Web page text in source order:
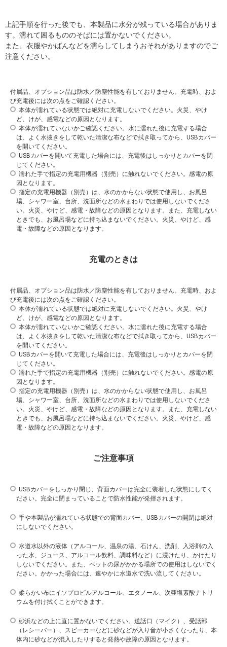
上記手順を行った後でも、本製品に水分が残っている場合がありま
す。濡れて困るもののそばには置かないでください。
また、衣服やかばんなどを濡らしてしまうおそれがありますのでご
注意ください。
付属品、オプション品は防水／防塵性能を有しておりません。充電時、およ
び充電後には次の点をご確認ください。
本体が濡れている状態では絶対に充電しないでください。火災、やけ
ど、けが、感電などの原因となります。
本体が濡れていないかご確認ください。水に濡れた後に充電する場合
は、よく水抜きをして乾いた清潔な布などで拭き取ってから、USBカバー
を開いてください。
USBカバーを開いて充電した場合には、充電後はしっかりとカバーを閉
じてください。
濡れた手で指定の充電用機器（別売）に触れないでください。感電の原
因となります。
指定の充電用機器（別売）は、水のかからない状態で使用し、お風呂
場、シャワー室、台所、洗面所などの水まわりでは使用しないでくださ
い。火災、やけど、感電・故障などの原因となります。また、充電しない
ときでも、お風呂場などに持ち込まないでください。火災、やけど、感
電・故障などの原因となります。
充電のときは
付属品、オプション品は防水／防塵性能を有しておりません。充電時、およ
び充電後には次の点をご確認ください。
本体が濡れている状態では絶対に充電しないでください。火災、やけ
ど、けが、感電などの原因となります。
本体が濡れていないかご確認ください。水に濡れた後に充電する場合
は、よく水抜きをして乾いた清潔な布などで拭き取ってから、USBカバー
を開いてください。
USBカバーを開いて充電した場合には、充電後はしっかりとカバーを閉
じてください。
濡れた手で指定の充電用機器（別売）に触れないでください。感電の原
因となります。
指定の充電用機器（別売）は、水のかからない状態で使用し、お風呂
場、シャワー室、台所、洗面所などの水まわりでは使用しないでくださ
い。火災、やけど、感電・故障などの原因となります。また、充電しない
ときでも、お風呂場などに持ち込まないでください。火災、やけど、感
電・故障などの原因となります。
ご注意事項
USBカバーをしっかり閉じ、背面カバーは完全に装着した状態にしてく
ださい。完全に閉まっていることで防水性能が発揮されます。
手や本製品が濡れている状態での背面カバー、USBカバーの開閉は絶対
にしないでください。
水道水以外の液体（アルコール、温泉の湯、石けん、洗剤、入浴剤の入
った水、ジュース、アルコール飲料、調味料など）に浸けたり、かけたり
しないでください。また、ペットの尿がかかる場所での使用はしないでく
ださい。かかった場合には、速やかに水道水で洗い流してください。
柔らかい布にイソプロピルアルコール、エタノール、次亜塩素酸ナトリ
ウムを付け拭くことができます。
砂浜などの上に直に置かないでください。送話口（マイク）、受話部
（レシーバー）、スピーカーなどに砂などが入り音が小さくなったり、本
体内に砂などが混入したりすると発熱や故障の原因となります。